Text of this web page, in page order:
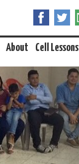
About Cell Lessons